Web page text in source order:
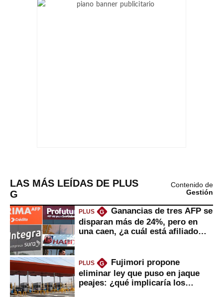
LAS MÁS LEÍDAS DE PLUS
G
Contenido de
Gestión
PLUS G
Ganancias de tres AFP se
disparan más de 24%, pero en
una caen, ¿a cuál está afiliado
PLUS G
Fujimori propone
eliminar ley que puso en jaque
peajes: ¿qué implicaría los